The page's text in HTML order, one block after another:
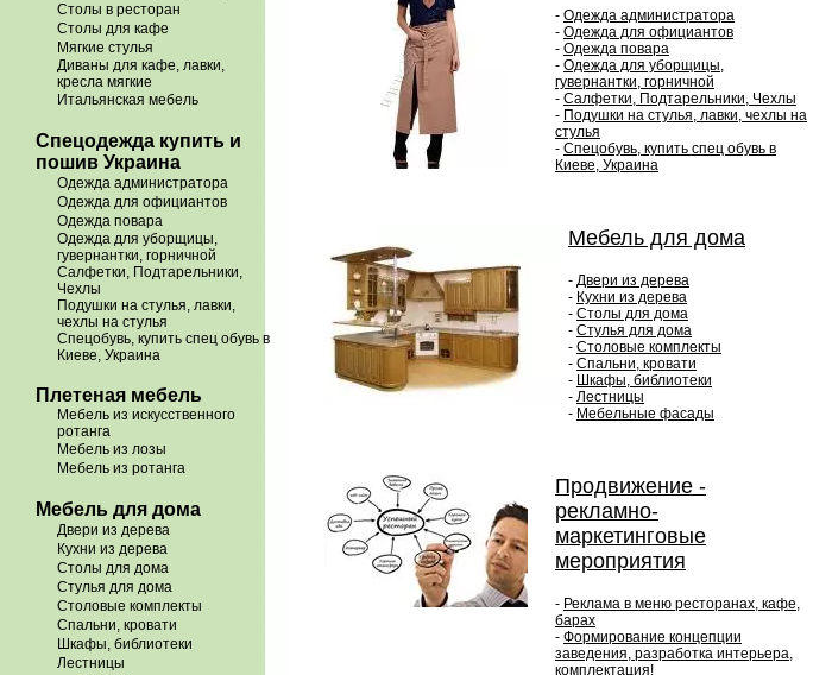
Столы в ресторан
Столы для кафе
Мягкие стулья
Диваны для кафе, лавки,
кресла мягкие
Итальянская мебель
Спецодежда купить и
пошив Украина
Одежда администратора
Одежда для официантов
Одежда повара
Одежда для уборщицы,
гувернантки, горничной
Салфетки, Подтарельники,
Чехлы
Подушки на стулья, лавки,
чехлы на стулья
Спецобувь, купить спец обувь в
Киеве, Украина
Плетеная мебель
Мебель из искусственного
ротанга
Мебель из лозы
Мебель из ротанга
Мебель для дома
Двери из дерева
Кухни из дерева
Столы для дома
Стулья для дома
Столовые комплекты
Спальни, кровати
Шкафы, библиотеки
Лестницы
- Одежда администратора
- Одежда для официантов
- Одежда повара
- Одежда для уборщицы,
гувернантки, горничной
- Салфетки, Подтарельники, Чехлы
- Подушки на стулья, лавки, чехлы на
стулья
- Спецобувь, купить спец обувь в
Киеве, Украина
Мебель для дома
- Двери из дерева
- Кухни из дерева
- Столы для дома
- Стулья для дома
- Столовые комплекты
- Спальни, кровати
- Шкафы, библиотеки
- Лестницы
- Мебельные фасады
Продвижение -
рекламно-
маркетинговые
мероприятия
- Реклама в меню ресторанах, кафе,
барах
- Формирование концепции
заведения, разработка интерьера,
комплектация!